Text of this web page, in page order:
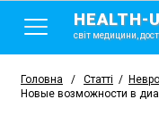
HEALTH-
світ медицини,
Головна / Статті /
Новые возможности в